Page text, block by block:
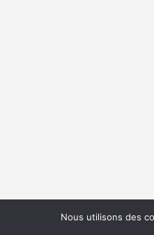
Nous utilisons des